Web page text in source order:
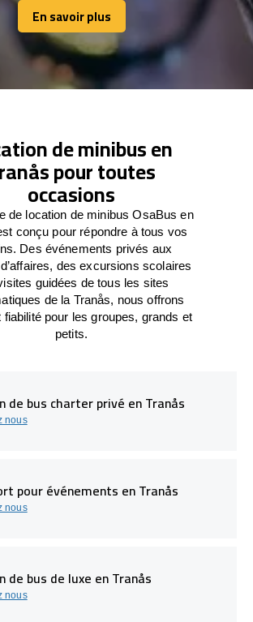
En savoir plus
En savoir plus
de minibus en
pour toutes
occasions
de location de minibus OsaBus en
conçu pour répondre à tous vos
Des événements privés aux
des excursions scolaires
guidées de tous les sites
de la Tranås, nous offrons
fiabilité pour les groupes, grands et
petits.
de bus charter privé en Tranås
nous
pour événements en Tranås
nous
de bus de luxe en Tranås
nous